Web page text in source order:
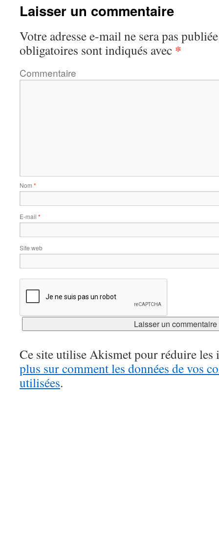
Laisser un commentaire
Votre adresse e-mail ne sera pas
obligatoires sont indiqués avec *
Commentaire
Nom *
E-mail *
Site web
Ce site utilise Akismet pour réduire les
plus sur comment les données de vos
utilisées.